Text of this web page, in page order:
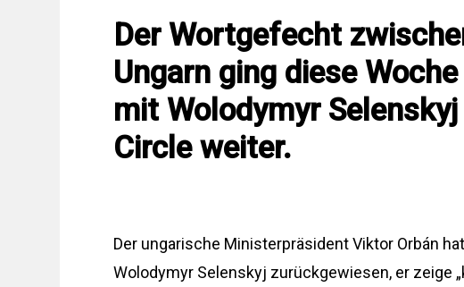
Der Wortgefecht
Ungarn ging diese
mit Wolodymyr
Circle weiter.
Der ungarische Ministerpräsident Viktor Orbán
Wolodymyr Selenskyj zurückgewiesen, er zeige